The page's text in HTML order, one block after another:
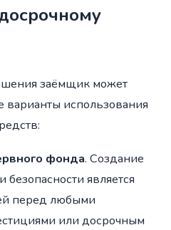
заёмщик может
использования
фонда. Создание
является
перед любыми
или досрочным